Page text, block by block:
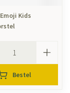
Kids
Bestel